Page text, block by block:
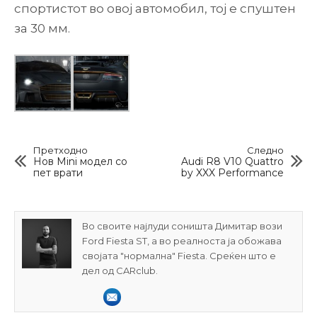
спортистот во овој автомобил, тој е спуштен
за 30 мм.
Претходно
Нов Mini модел со
пет врати
Следно
Audi R8 V10 Quattro
by XXX Performance
Во своите најлуди соништа Димитар вози
Ford Fiesta ST, а во реалноста ја обожава
својата "нормална" Fiesta. Среќен што е
дел од CARclub.